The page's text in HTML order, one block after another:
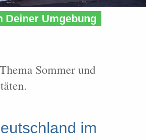
Deiner Umgebung
Sommer und
im